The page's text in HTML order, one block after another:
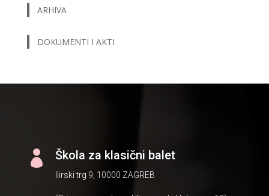
ARHIVA
DOKUMENTI I AKTI
 Škola za klasični balet
Ilirski trg 9, 10000 ZAGREB